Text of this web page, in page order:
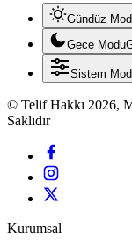
Gündüz
Gece Modu
Sistem
© Telif Hakkı 2026,
Saklıdır
Kurumsal